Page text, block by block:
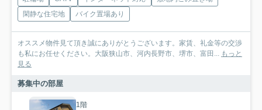
閑静な住宅地
バイク置場あり
オススメ物件見て頂き誠にありがとうございます。家賃、礼金等の交渉
も私にお任せください。大阪狭山市、河内長野市、堺市、富田... もっと
見る
募集中の部屋
1階